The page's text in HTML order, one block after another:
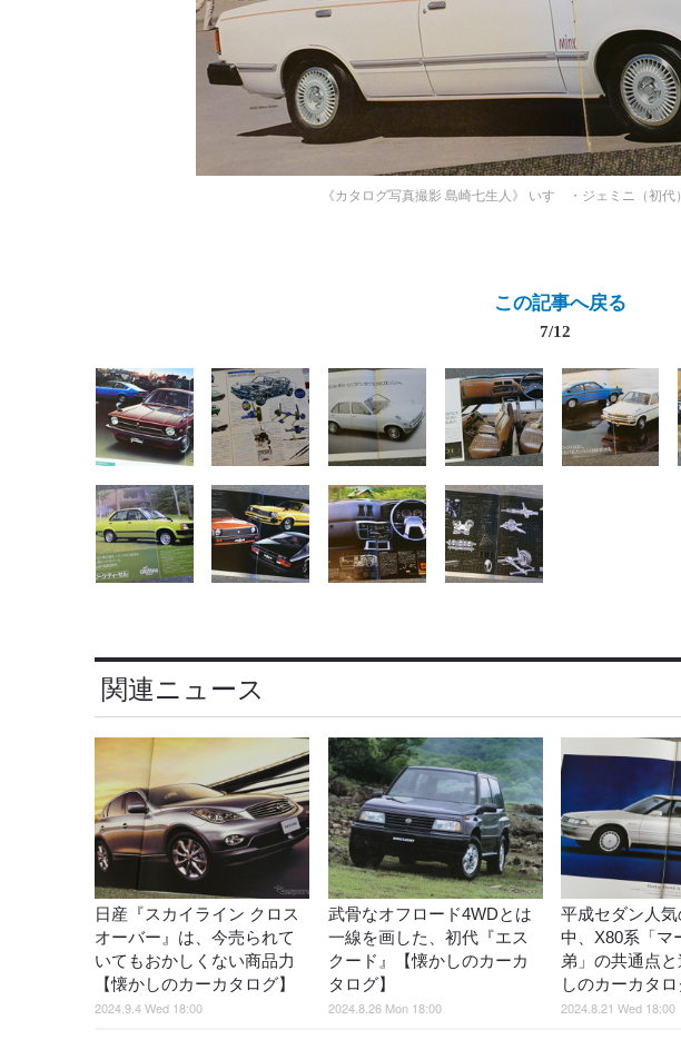
《カタログ写真撮影 島崎七生人》 いすゞ・ジェミニ（初代
この記事へ戻る
7/12
関連ニュース
日産『スカイライン クロス
オーバー』は、今売られて
いてもおかしくない商品力
【懐かしのカーカタログ】
2024.9.4 Wed 18:00
武骨なオフロード4WDとは
一線を画した、初代『エス
クード』【懐かしのカーカ
タログ】
2024.8.26 Mon 18:00
平成セダン人
中、X80系「マ
弟」の共通点
しのカーカタロ
2024.8.21 Wed 18:00